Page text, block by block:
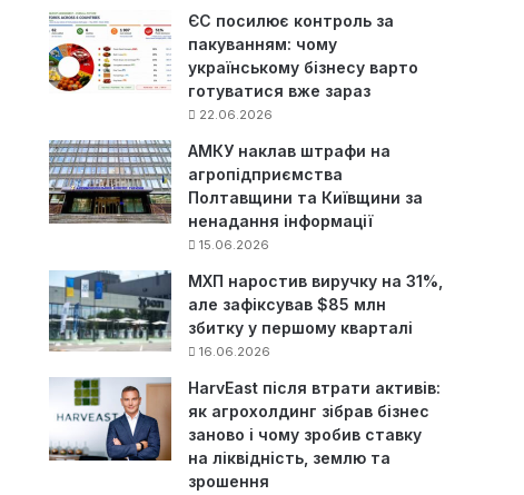
ЄС посилює контроль за
пакуванням: чому
українському бізнесу варто
готуватися вже зараз
22.06.2026
АМКУ наклав штрафи на
агропідприємства
Полтавщини та Київщини за
ненадання інформації
15.06.2026
МХП наростив виручку на 31%,
але зафіксував $85 млн
збитку у першому кварталі
16.06.2026
HarvEast після втрати активів:
як агрохолдинг зібрав бізнес
заново і чому зробив ставку
на ліквідність, землю та
зрошення